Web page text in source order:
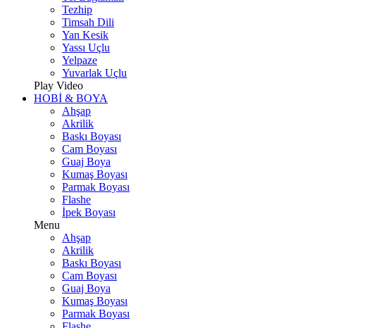
Tezhip
Timsah Dili
Yan Kesik
Yassı Uçlu
Yelpaze
Yuvarlak Uçlu
Play Video
HOBİ & BOYA
Ahşap
Akrilik
Baskı Boyası
Cam Boyası
Guaj Boya
Kumaş Boyası
Parmak Boyası
Flashe
İpek Boyası
Menu
Ahşap
Akrilik
Baskı Boyası
Cam Boyası
Guaj Boya
Kumaş Boyası
Parmak Boyası